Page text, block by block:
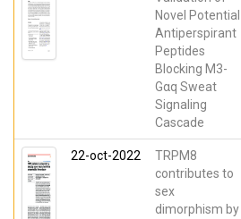
Novel Potential
Antiperspirant
Peptides
Blocking M3-
Gαq Sweat
Signaling
Cascade
22-oct-2022
TRPM8
contributes to
sex
dimorphism by